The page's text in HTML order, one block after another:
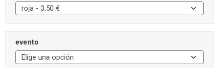
evento